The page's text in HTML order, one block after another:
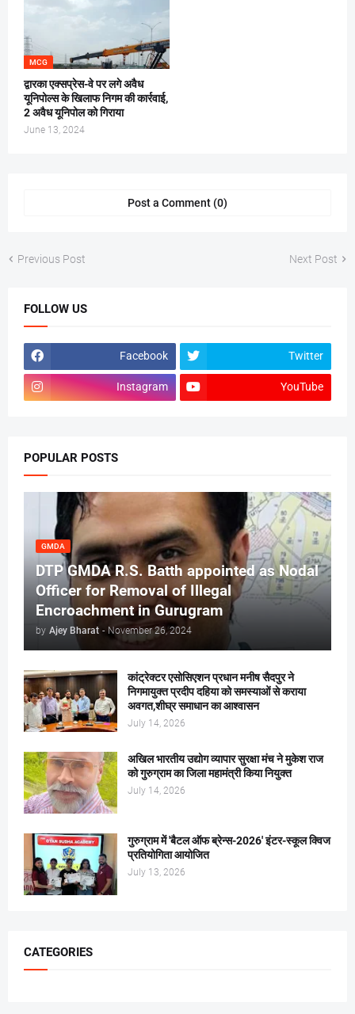
MCG
द्वारका एक्सप्रेस-वे पर लगे अवैध
यूनिपोल्स के खिलाफ निगम की कार्रवाई,
2 अवैध यूनिपोल को गिराया
June 13, 2024
Post a Comment (0)
Previous Post Next Post
FOLLOW US
Facebook Twitter
Instagram YouTube
POPULAR POSTS
GMDA
DTP GMDA R.S. Batth appointed as Nodal
Officer for Removal of Illegal
Encroachment in Gurugram
by Ajey Bharat - November 26, 2024
कांट्रेक्टर एसोसिएशन प्रधान मनीष सैदपुर ने
निगमायुक्त प्रदीप दहिया को समस्याओं से कराया
अवगत,शीघ्र समाधान का आश्वासन
July 14, 2026
अखिल भारतीय उद्योग व्यापार सुरक्षा मंच ने मुकेश राज
को गुरुग्राम का जिला महामंत्री किया नियुक्त
July 14, 2026
गुरुग्राम में 'बैटल ऑफ ब्रेन्स-2026' इंटर-स्कूल क्विज
प्रतियोगिता आयोजित
July 13, 2026
CATEGORIES